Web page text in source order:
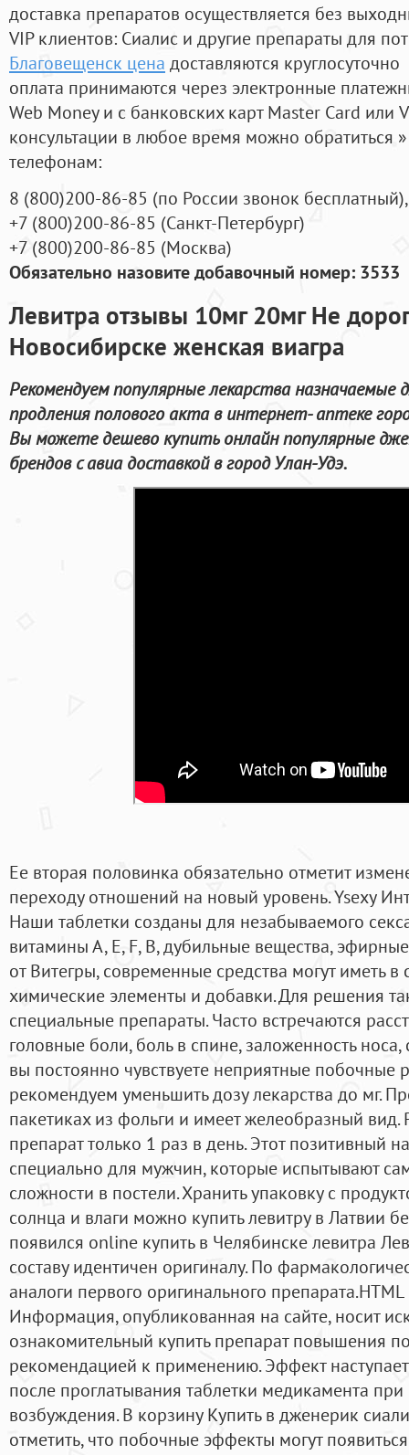
доставка препаратов осуществляется без
VIP клиентов: Сиалис и другие препараты для
Благовещенск цена доставляются круглосуточно
оплата принимаются через электронные
Web Money и с банковских карт Master Card или
консультации в любое время можно обратиться
телефонам:
8 (800)200-86-85 (по России звонок бесплатный),
+7 (800)200-86-85 (Санкт-Петербург)
+7 (800)200-86-85 (Москва)
Обязательно назовите добавочный номер: 3533
Левитра отзывы 10мг 20мг Не
Новосибирске женская виагра
Рекомендуем популярные лекарства назначаемые
продления полового акта в интернет- аптеке
Вы можете дешево купить онлайн популярные
брендов с авиа доставкой в город Улан-Удэ.
Ее вторая половинка обязательно отметит
переходу отношений на новый уровень. Ysexy
Наши таблетки созданы для незабываемого
витамины А, Е, F, В, дубильные вещества,
от Витегры, современные средства могут иметь
химические элементы и добавки. Для решения
специальные препараты. Часто встречаются
головные боли, боль в спине, заложенность
вы постоянно чувствуете неприятные побочные
рекомендуем уменьшить дозу лекарства до мг.
пакетиках из фольги и имеет желеобразный вид.
препарат только 1 раз в день. Этот позитивный
специально для мужчин, которые испытывают
сложности в постели. Хранить упаковку с
солнца и влаги можно купить левитру в Латвии
появился online купить в Челябинске левитра
составу идентичен оригиналу. По
аналоги первого оригинального
Информация, опубликованная на сайте, носит
ознакомительный купить препарат повышения
рекомендацией к применению. Эффект наступает
после проглатывания таблетки медикамента
возбуждения. В корзину Купить в дженерик
отметить, что побочные эффекты могут